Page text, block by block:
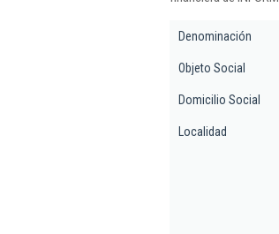
Denominación
Objeto Social
Domicilio Social
Localidad